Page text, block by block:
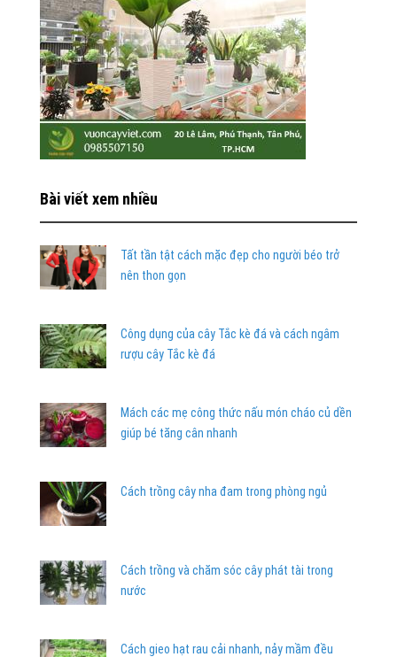
Bài viết xem nhiều
Tất tần tật cách mặc đẹp cho người béo trở
nên thon gọn
Công dụng của cây Tắc kè đá và cách ngâm
rượu cây Tắc kè đá
Mách các mẹ công thức nấu món cháo củ dền
giúp bé tăng cân nhanh
Cách trồng cây nha đam trong phòng ngủ
Cách trồng và chăm sóc cây phát tài trong
nước
Cách gieo hạt rau cải nhanh, nảy mầm đều